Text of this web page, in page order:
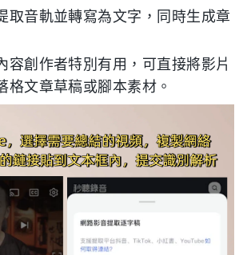
取音軌並轉寫為文字，同時生成章
容創作者特別有用，可直接將影片
格文章草稿或腳本素材。